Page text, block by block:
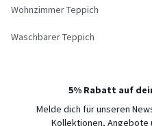
Wohnzimmer Teppich
Waschbarer Teppich
5% Rabatt auf
Melde dich für unseren
Kollektionen, Angebote